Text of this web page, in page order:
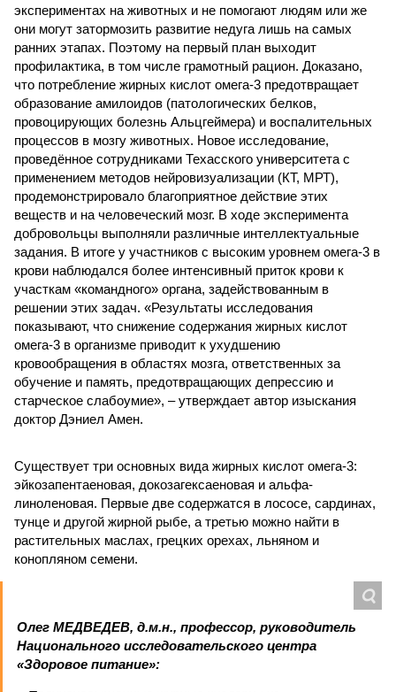
экспериментах на животных и не помогают людям или же
они могут затормозить развитие недуга лишь на самых
ранних этапах. Поэтому на первый план выходит
профилактика, в том числе грамотный рацион. Доказано,
что потребление жирных кислот омега-3 предотвращает
образование амилоидов (патологических белков,
провоцирующих болезнь Альцгеймера) и воспалительных
процессов в мозгу животных. Новое исследование,
проведённое сотрудниками Техасского университета с
применением методов нейровизуализации (КТ, МРТ),
продемонстрировало благоприятное действие этих
веществ и на человеческий мозг. В ходе эксперимента
добровольцы выполняли различные интеллектуальные
задания. В итоге у участников с высоким уровнем омега-3 в
крови наблюдался более интенсивный приток крови к
участкам «командного» органа, задействованным в
решении этих задач. «Результаты исследования
показывают, что снижение содержания жирных кислот
омега-3 в организме приводит к ухудшению
кровообращения в областях мозга, ответственных за
обучение и память, предотвращающих депрессию и
старческое слабоумие», – утверждает автор изыскания
доктор Дэниел Амен.
Существует три основных вида жирных кислот омега-3:
эйкозапентаеновая, докозагексаеновая и альфа-
линоленовая. Первые две содержатся в лососе, сардинах,
тунце и другой жирной рыбе, а третью можно найти в
растительных маслах, грецких орехах, льняном и
конопляном семени.
Олег МЕДВЕДЕВ, д.м.н., профессор, руководитель
Национального исследовательского центра
«Здоровое питание»: